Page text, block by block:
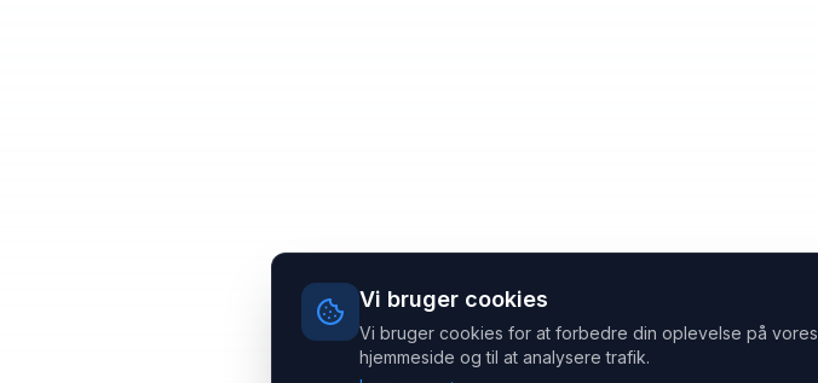
Vi bruger cookies
Vi bruger cookies for at forbedre din oplevelse på vores
hjemmeside og til at analysere trafik.